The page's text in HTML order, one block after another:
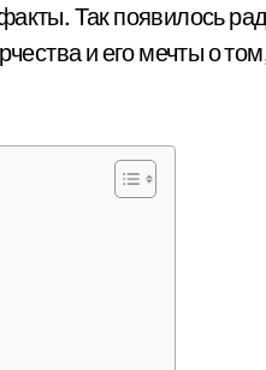
Так появилось
и его мечты о